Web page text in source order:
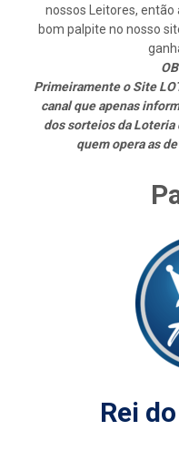
nossos Leitores,
bom palpite no nosso
Primeiramente o Site
canal que apenas
dos sorteios da Loteria
quem opera as
Rei